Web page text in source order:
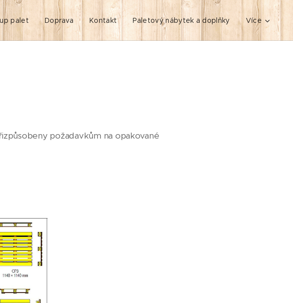
palet Doprava Kontakt Paletový nábytek a doplňky Více
požadavkům na opakované